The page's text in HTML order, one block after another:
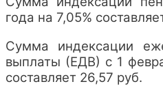
года на 7,05%
Сумма индексации
выплаты (ЕДВ) с 1
составляет 26,57 руб.